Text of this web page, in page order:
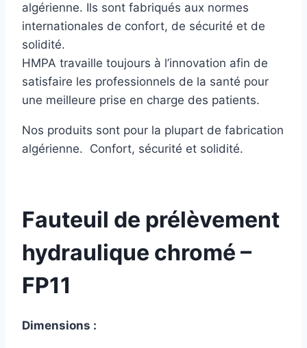
algérienne. Ils sont fabriqués aux normes
internationales de confort, de sécurité et de
solidité.
HMPA travaille toujours à l’innovation afin de
satisfaire les professionnels de la santé pour
une meilleure prise en charge des patients.
Nos produits sont pour la plupart de fabrication
algérienne. Confort, sécurité et solidité.
Fauteuil de prélèvement
hydraulique chromé –
FP11
Dimensions :